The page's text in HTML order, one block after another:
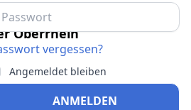
vergessen?
Angemeldet bleiben
ANMELDEN
Oberrhein
Oberrhein